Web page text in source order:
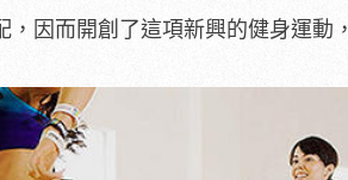
，因而開創了這項新興的健身運動